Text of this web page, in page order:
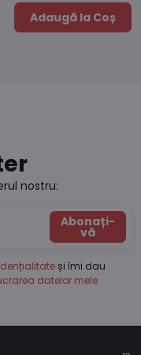
Adaugă la Coș
nostru:
Abonați-
vă
și îmi dau
datelor mele